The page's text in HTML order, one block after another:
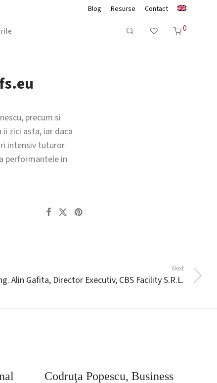
Blog Resurse Contact
0
precum si
zici asta, iar daca
intensiv tuturor
performantele in
Next
Alin Gafita, Director Executiv, CBS Facility S.R.L.
Codruţa Popescu, Business